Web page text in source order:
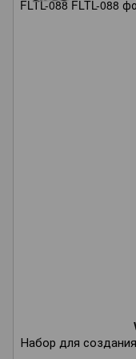
Набор для